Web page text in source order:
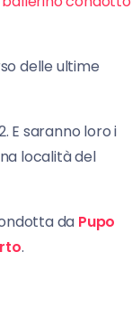
delle ultime
E saranno loro i
località del
da Pupo
.